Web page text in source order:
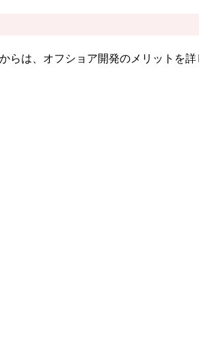
は、オフショア開発のメリットを詳